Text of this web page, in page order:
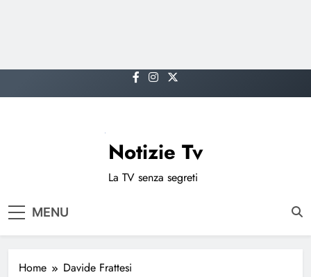
to
Notizie Tv
La TV senza segreti
MENU
Home Davide Frattesi